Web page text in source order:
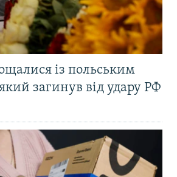
із польським
загинув від удару РФ